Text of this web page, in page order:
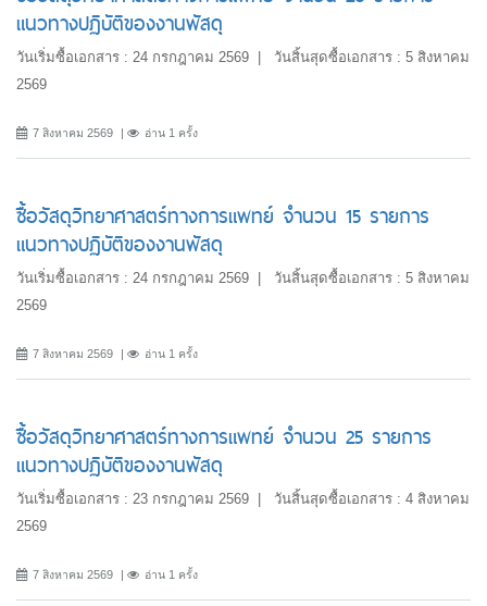
แนวทางปฏิบัติของงานพัสดุ
วันเริ่มซื้อเอกสาร : 24 กรกฎาคม 2569 | วันสิ้นสุดซื้อเอกสาร : 5 สิงหาคม
2569
7 สิงหาคม 2569 อ่าน 1 ครั้ง
ซื้อวัสดุวิทยาศาสตร์ทางการแพทย์ จำนวน 15 รายการ
แนวทางปฏิบัติของงานพัสดุ
วันเริ่มซื้อเอกสาร : 24 กรกฎาคม 2569 | วันสิ้นสุดซื้อเอกสาร : 5 สิงหาคม
2569
7 สิงหาคม 2569 อ่าน 1 ครั้ง
ซื้อวัสดุวิทยาศาสตร์ทางการแพทย์ จำนวน 25 รายการ
แนวทางปฏิบัติของงานพัสดุ
วันเริ่มซื้อเอกสาร : 23 กรกฎาคม 2569 | วันสิ้นสุดซื้อเอกสาร : 4 สิงหาคม
2569
7 สิงหาคม 2569 อ่าน 1 ครั้ง